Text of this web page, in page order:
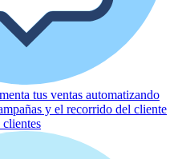
tus ventas automatizando
y el recorrido del cliente
clientes